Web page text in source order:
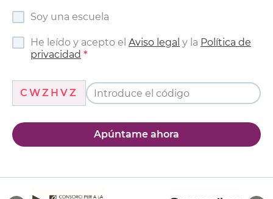
Soy una escuela
He leído y acepto el Aviso legal y la Política de
privacidad
CWZHVZ
Apúntame ahora